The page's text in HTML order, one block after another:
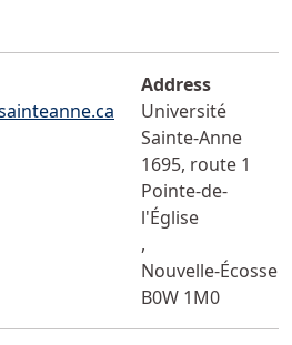
Address
Université
Sainte-Anne
1695, route 1
Pointe-de-
l'Église
,
Nouvelle-Écosse
B0W 1M0